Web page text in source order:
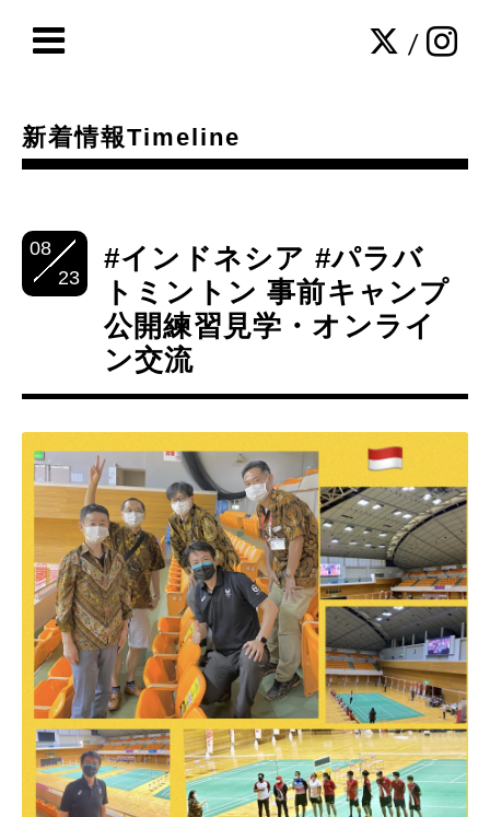
/
新着情報Timeline
08
23
#インドネシア #パラバ
トミントン 事前キャンプ
公開練習見学・オンライ
ン交流